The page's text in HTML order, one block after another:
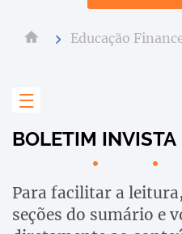
Educação
BOLETIM INVISTA
Para facilitar a
seções do sumário e